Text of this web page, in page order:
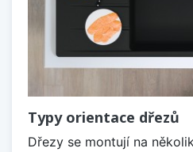
Typy orientace dřezů
Dřezy se montují na